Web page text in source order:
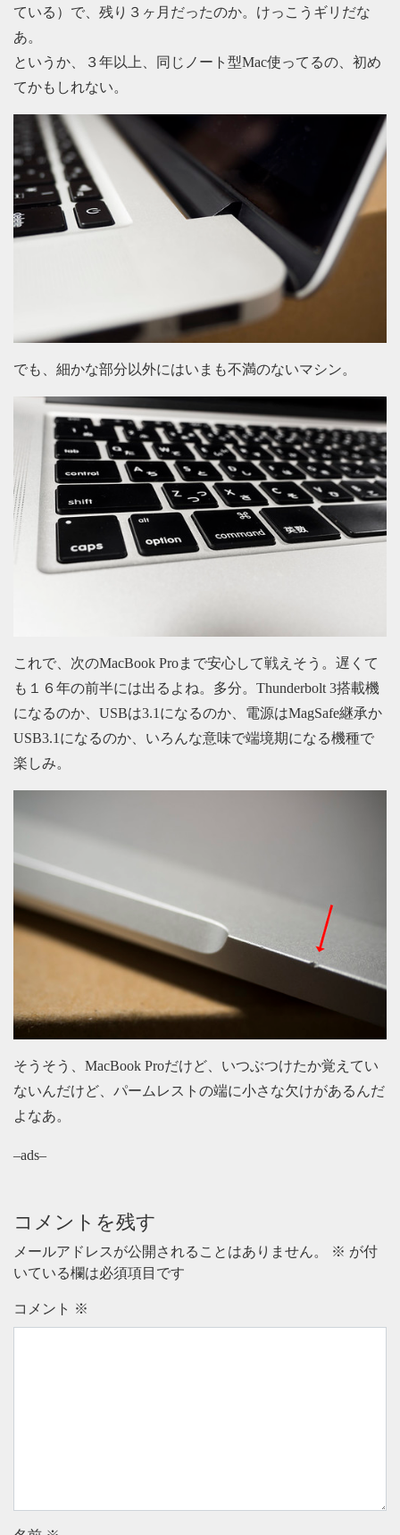
ている）で、残り３ヶ月だったのか。けっこうギリだな
あ。
というか、３年以上、同じノート型Mac使ってるの、初め
てかもしれない。
でも、細かな部分以外にはいまも不満のないマシン。
これで、次のMacBook Proまで安心して戦えそう。遅くて
も１６年の前半には出るよね。多分。Thunderbolt 3搭載機
になるのか、USBは3.1になるのか、電源はMagSafe継承か
USB3.1になるのか、いろんな意味で端境期になる機種で
楽しみ。
そうそう、MacBook Proだけど、いつぶつけたか覚えてい
ないんだけど、パームレストの端に小さな欠けがあるんだ
よなあ。
–ads–
コメントを残す
メールアドレスが公開されることはありません。 ※ が付
いている欄は必須項目です
コメント ※